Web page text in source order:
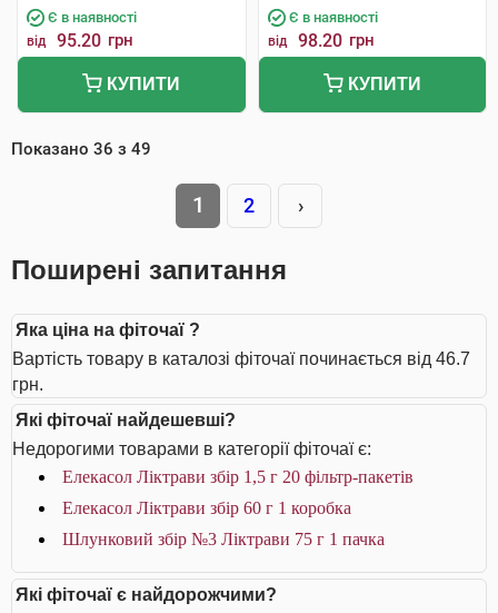
Є в наявності
від 95.20 грн
КУПИТИ
Є в наявності
від 98.20 грн
КУПИТИ
Показано 36 з 49
1 2 ›
Поширені запитання
Яка ціна на фіточаї ?
Вартість товару в каталозі фіточаї починається від 46.7
грн.
Які фіточаї найдешевші?
Недорогими товарами в категорії фіточаї є:
Елекасол Ліктрави збір 1,5 г 20 фільтр-пакетів
Елекасол Ліктрави збір 60 г 1 коробка
Шлунковий збір №3 Ліктрави 75 г 1 пачка
Які фіточаї є найдорожчими?